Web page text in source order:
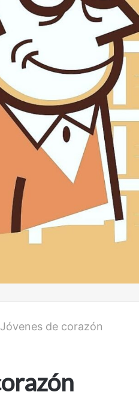
Jóvenes de corazón